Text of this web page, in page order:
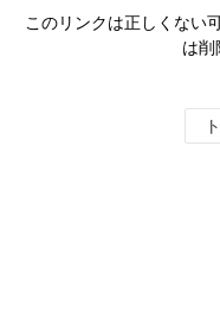
このリンクは正しくない
は削